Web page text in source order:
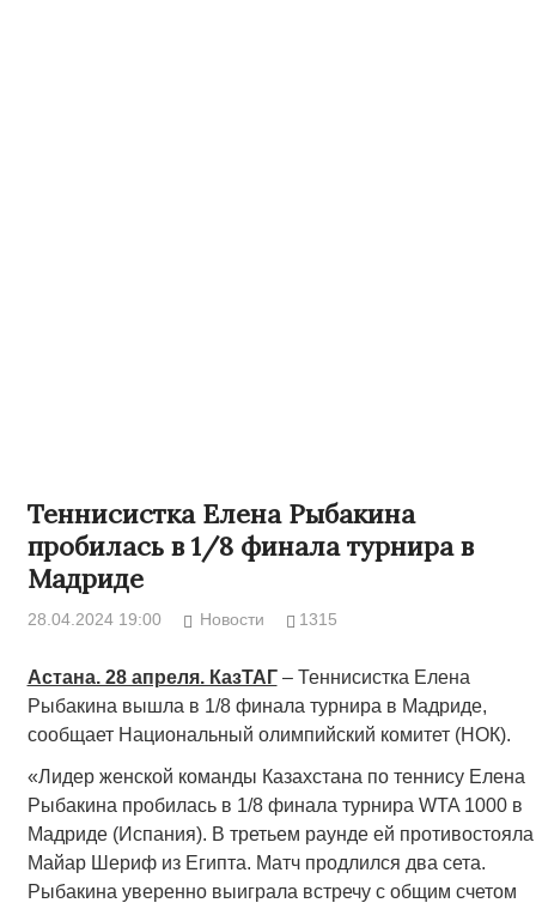
Теннисистка Елена Рыбакина
пробилась в 1/8 финала турнира в
Мадриде
28.04.2024 19:00 Новости 1315
Астана. 28 апреля. КазТАГ– Теннисистка Елена
Рыбакина вышла в 1/8 финала турнира в Мадриде,
сообщает Национальный олимпийский комитет (НОК).
«Лидер женской команды Казахстана по теннису Елена
Рыбакина пробилась в 1/8 финала турнира WTA 1000 в
Мадриде (Испания). В третьем раунде ей противостояла
Майар Шериф из Египта. Матч продлился два сета.
Рыбакина уверенно выиграла встречу с общим счетом